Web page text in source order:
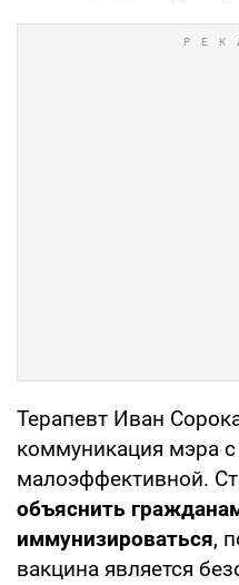
Терапевт Иван
коммуникация мэра
малоэффективной.
объяснить
иммунизироваться,
вакцина является